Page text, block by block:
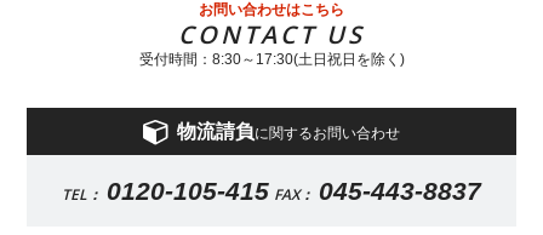
お問い合わせはこちら
CONTACT US
受付時間：8:30～17:30(土日祝日を除く)
物流請負に関するお問い合わせ
TEL： 0120-105-415 FAX： 045-443-8837